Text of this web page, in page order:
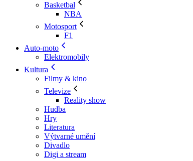
Basketbal
NBA
Motosport
F1
Auto-moto
Elektromobily
Kultura
Filmy & kino
Televize
Reality show
Hudba
Hry
Literatura
Výtvarné umění
Divadlo
Digi a stream